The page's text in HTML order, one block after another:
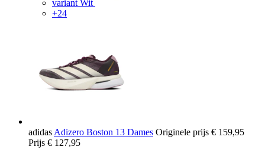
variant Wit
+24
adidas Adizero Boston 13 Dames Originele prijs € 159,95
Prijs € 127,95